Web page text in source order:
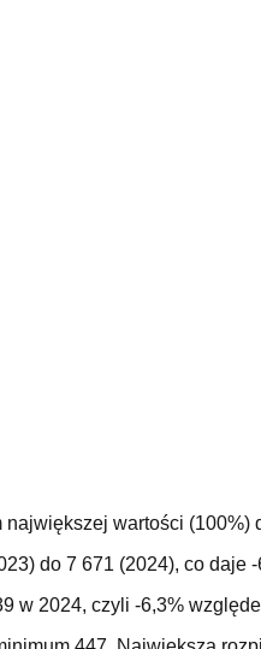
wartości (100%)
do 7 671 (2024), co
w 2024, czyli -6,3%